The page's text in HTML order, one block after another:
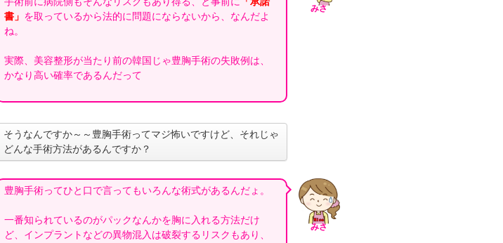
みさ
書」 を取っているから法的に問題にならないから、なんだよ
ね。
実際、美容整形が当たり前の韓国じゃ豊胸手術の失敗例は、
かなり高い確率であるんだって
そうなんですか～～豊胸手術ってマジ怖いですけど、それじゃ
どんな手術方法があるんですか？
みさ
豊胸手術ってひと口で言ってもいろんな術式があるんだょ。
一番知られているのがパックなんかを胸に入れる方法だけ
ど、インプラントなどの異物混入は破裂するリスクもあり、